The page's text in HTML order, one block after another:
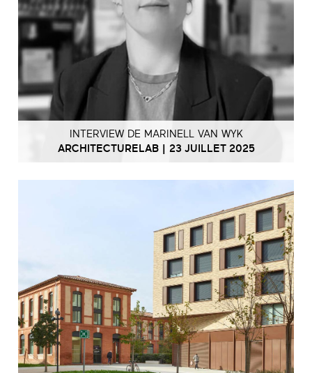
INTERVIEW DE MARINELL VAN WYK
ARCHITECTURELAB | 23 JUILLET 2025